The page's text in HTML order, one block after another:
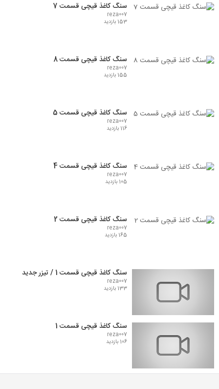
سنگ کاغذ قیچی قسمت 7
reza007
153 بازدید
سنگ کاغذ قیچی قسمت 8
reza007
155 بازدید
سنگ کاغذ قیچی قسمت 5
reza007
116 بازدید
سنگ کاغذ قیچی قسمت 4
reza007
105 بازدید
سنگ کاغذ قیچی قسمت 2
reza007
165 بازدید
سنگ کاغذ قیچی قسمت 1 / تیزر جدید
reza007
133 بازدید
سنگ کاغذ قیچی قسمت 1
reza007
106 بازدید